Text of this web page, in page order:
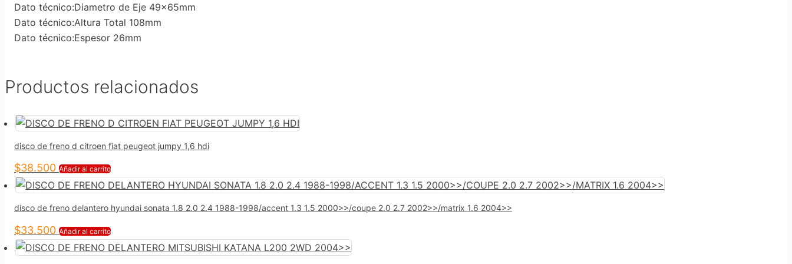
Dato técnico:Diametro de Eje 49x65mm
Dato técnico:Altura Total 108mm
Dato técnico:Espesor 26mm
Productos relacionados
disco de freno d citroen fiat peugeot jumpy 1,6 hdi
$38.500 Añadir al carrito
disco de freno delantero hyundai sonata 1.8 2.0 2.4 1988-1998/accent 1.3 1.5 2000>>/coupe 2.0 2.7 2002>>/matrix 1.6 2004>>
$33.500 Añadir al carrito